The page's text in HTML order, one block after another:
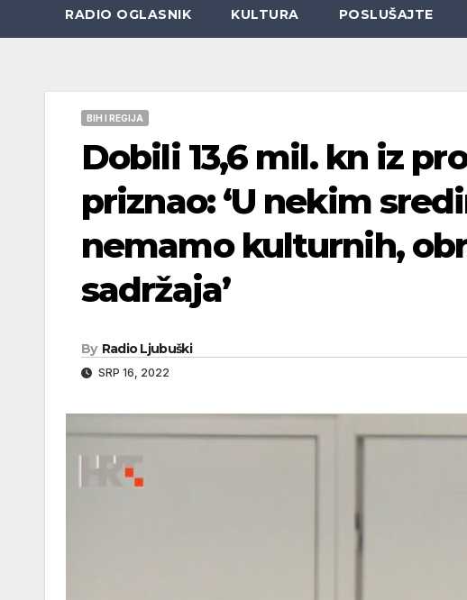
RADIO OGLASNIK KULTURA POSLUŠAJTE
BIH I REGIJA
Dobili 13,6 mil. kn iz
priznao: ‘U nekim
nemamo kulturnih,
sadržaja’
By Radio Ljubuški
SRP 16, 2022